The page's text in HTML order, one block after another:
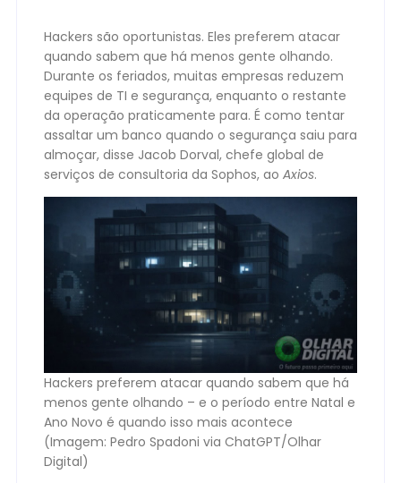
Hackers são oportunistas. Eles preferem atacar
quando sabem que há menos gente olhando.
Durante os feriados, muitas empresas reduzem
equipes de TI e segurança, enquanto o restante
da operação praticamente para. É como tentar
assaltar um banco quando o segurança saiu para
almoçar, disse Jacob Dorval, chefe global de
serviços de consultoria da Sophos, ao Axios.
Hackers preferem atacar quando sabem que há
menos gente olhando – e o período entre Natal e
Ano Novo é quando isso mais acontece
(Imagem: Pedro Spadoni via ChatGPT/Olhar
Digital)